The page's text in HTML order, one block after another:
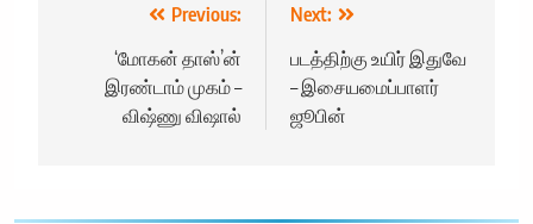
navigation
Previous:
‘மோகன் தாஸ்’ன்
இரண்டாம் முகம் –
விஷ்ணு விஷால்
Next:
படத்திற்கு உயிர் இதுவே
– இசையமைப்பாளர்
ஜூபின்